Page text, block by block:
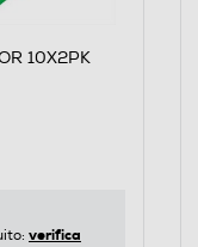
10X2PK
verifica